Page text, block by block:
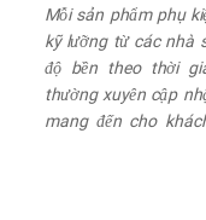
Mỗi sản phẩm phụ
kỹ lưỡng từ các nhà
độ bền theo thời
thường xuyên cập
mang đến cho